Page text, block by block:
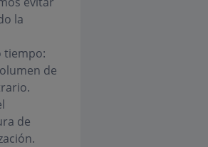
la
tiempo:
de
de